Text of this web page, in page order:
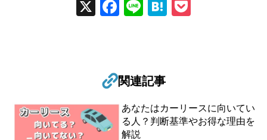
X
Fac
Line
Hat
関連記事
あなたはカーリースに向いてい
る人？判断基準やお得な理由を
解説